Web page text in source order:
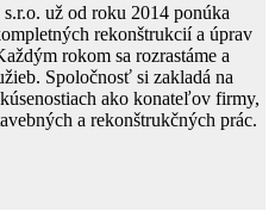
už od roku 2014 ponúka
rekonštrukcií a úprav
rokom sa rozrastáme a
Spoločnosť si zakladá na
ako konateľov firmy,
a rekonštrukčných prác.